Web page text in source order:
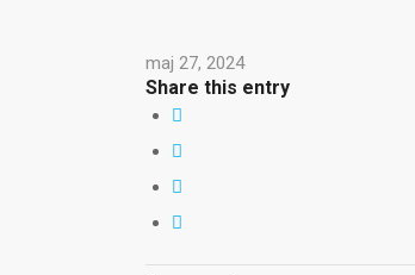
maj 27, 2024
Share this entry